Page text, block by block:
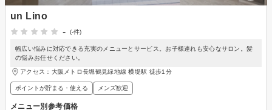
un Lino
-
(-件)
幅広い悩みに対応できる充実のメニューとサービス。お子様連れも安心なサロン。髪
の悩みお任せください。
アクセス：大阪メトロ長堀鶴見緑地線 横堤駅 徒歩1分
ポイントが貯まる・使える メンズ歓迎
メニュー別参考価格